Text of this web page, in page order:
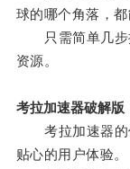
球的哪个角落，
只需简单几步
资源。
考拉加速器破解版
考拉加速器的
贴心的用户体验。